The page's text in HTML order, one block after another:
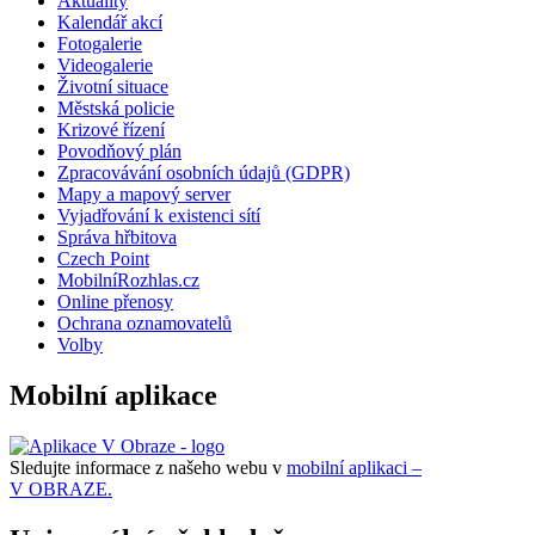
Kalendář akcí
Fotogalerie
Videogalerie
Životní situace
Městská policie
Krizové řízení
Povodňový plán
Zpracovávání osobních údajů (GDPR)
Mapy a mapový server
Vyjadřování k existenci sítí
Správa hřbitova
Czech Point
MobilníRozhlas.cz
Online přenosy
Ochrana oznamovatelů
Volby
Mobilní aplikace
Sledujte informace z našeho webu v mobilní aplikaci –
V OBRAZE.